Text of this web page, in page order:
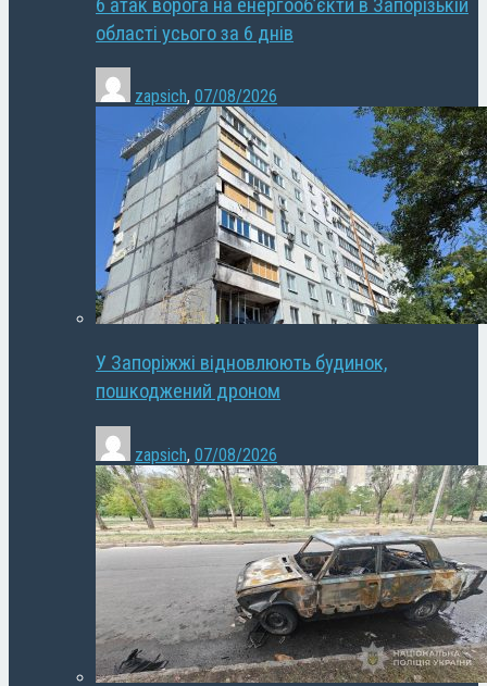
6 атак ворога на енергооб’єкти в Запорізькій
області усього за 6 днів
zapsich, 07/08/2026
У Запоріжжі відновлюють будинок,
пошкоджений дроном
zapsich, 07/08/2026